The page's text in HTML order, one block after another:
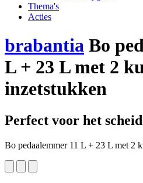
Thema's
Acties
brabantia Bo
L + 23 L met 2
inzetstukken
Perfect voor het
Bo pedaalemmer 11 L + 23 L met 2